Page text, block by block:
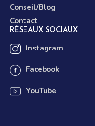
RÉSEAUX SOCIAUX
Instagram
Facebook
YouTube
Conseil/Blog
Contact